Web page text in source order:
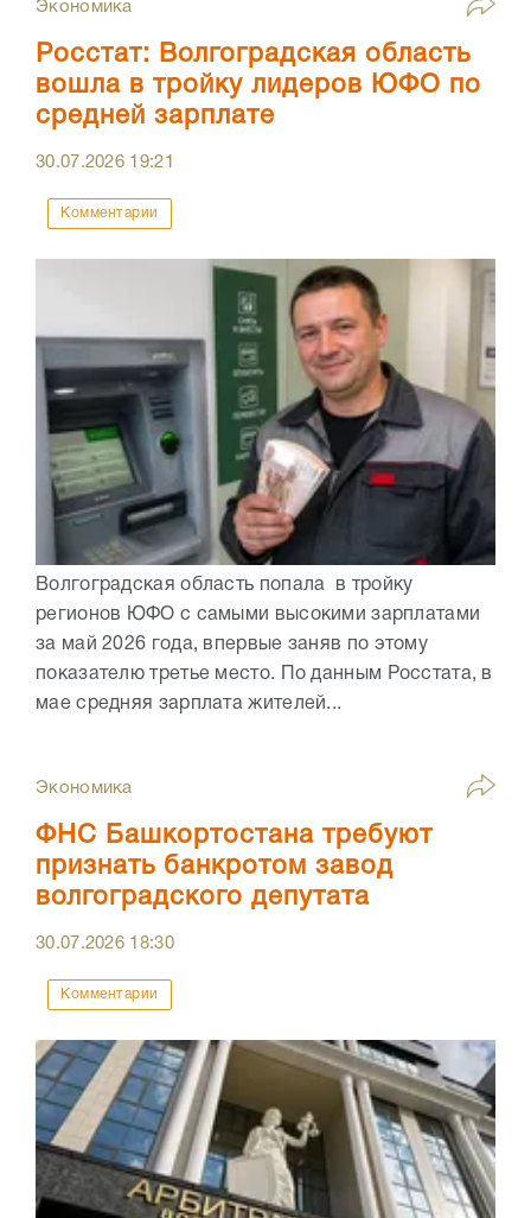
Экономика
Росстат: Волгоградская область
вошла в тройку лидеров ЮФО по
средней зарплате
30.07.2026 19:21
Комментарии
Волгоградская область попала в тройку
регионов ЮФО с самыми высокими зарплатами
за май 2026 года, впервые заняв по этому
показателю третье место. По данным Росстата, в
мае средняя зарплата жителей...
Экономика
ФНС Башкортостана требуют
признать банкротом завод
волгоградского депутата
30.07.2026 18:30
Комментарии